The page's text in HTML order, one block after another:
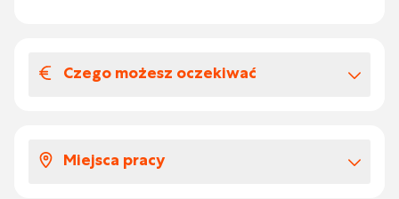
Czego możesz oczekiwać
Cotygodniowe wypłaty ( 650-750 eur. net
Miejsca pracy